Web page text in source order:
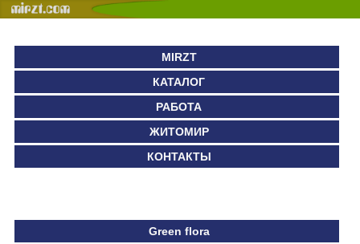
MIRZT
КАТАЛОГ
РАБОТА
ЖИТОМИР
КОНТАКТЫ
Green flora